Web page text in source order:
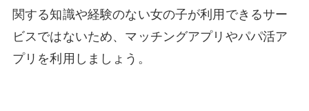
関する知識や経験のない女の子が利用できるサー
ビスではないため、マッチングアプリやパパ活ア
プリを利用しましょう。